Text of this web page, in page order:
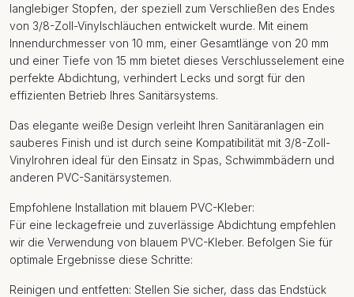
langlebiger Stopfen, der speziell zum Verschließen des Endes
von 3/8-Zoll-Vinylschläuchen entwickelt wurde. Mit einem
Innendurchmesser von 10 mm, einer Gesamtlänge von 20 mm
und einer Tiefe von 15 mm bietet dieses Verschlusselement eine
perfekte Abdichtung, verhindert Lecks und sorgt für den
effizienten Betrieb Ihres Sanitärsystems.
Das elegante weiße Design verleiht Ihren Sanitäranlagen ein
sauberes Finish und ist durch seine Kompatibilität mit 3/8-Zoll-
Vinylrohren ideal für den Einsatz in Spas, Schwimmbädern und
anderen PVC-Sanitärsystemen.
Empfohlene Installation mit blauem PVC-Kleber:
Für eine leckagefreie und zuverlässige Abdichtung empfehlen
wir die Verwendung von blauem PVC-Kleber. Befolgen Sie für
optimale Ergebnisse diese Schritte:
Reinigen und entfetten: Stellen Sie sicher, dass das Endstück